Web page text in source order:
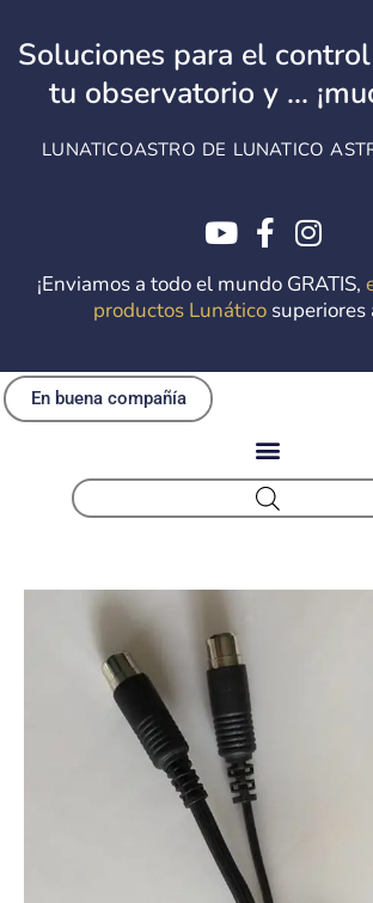
contenido
Soluciones para el
tu observatorio y ...
LUNATICOASTRO DE LUNATICO
¡Enviamos a todo el mundo GRATIS,
productos Lunáticosuperiores
En buena compañía